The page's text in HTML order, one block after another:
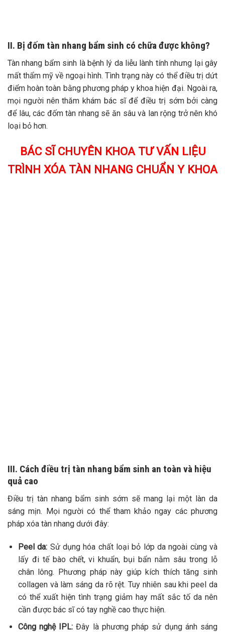
II. Bị đốm tàn nhang bẩm sinh có chữa được không?
Tàn nhang bẩm sinh là bệnh lý da liễu lành tính nhưng lại gây
mất thẩm mỹ về ngoại hình. Tình trạng này có thể điều trị dứt
điểm hoàn toàn bằng phương pháp y khoa hiện đại. Ngoài ra,
mọi người nên thăm khám bác sĩ để điều trị sớm bởi càng
để lâu, các đốm tàn nhang sẽ ăn sâu và lan rộng trở nên khó
loại bỏ hơn.
BÁC SĨ CHUYÊN KHOA TƯ VẤN LIỆU
TRÌNH XÓA TÀN NHANG CHUẨN Y KHOA
III. Cách điều trị tàn nhang bẩm sinh an toàn và hiệu
quả cao
Điều trị tàn nhang bẩm sinh sớm sẽ mang lại một làn da
sáng mịn. Mọi người có thể tham khảo ngay các phương
pháp xóa tàn nhang dưới đây:
Peel da: Sử dụng hóa chất loại bỏ lớp da ngoài cùng và
lấy đi tế bào chết, vi khuẩn, bụi bẩn nằm sâu trong lỗ
chân lông. Phương pháp này giúp kích thích tăng sinh
collagen và làm sáng da rõ rệt. Tuy nhiên sau khi peel da
có thể xuất hiện tình trạng giảm hay mất sắc tố da nên
cần được bác sĩ có tay nghề cao thực hiện.
Công nghệ IPL:Đây là phương pháp sử dụng ánh sáng